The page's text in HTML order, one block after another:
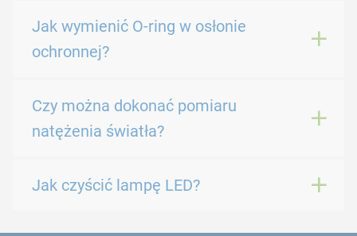
Jak wymienić O-ring w osłonie
ochronnej?
Czy można dokonać pomiaru
natężenia światła?
Jak czyścić lampę LED?